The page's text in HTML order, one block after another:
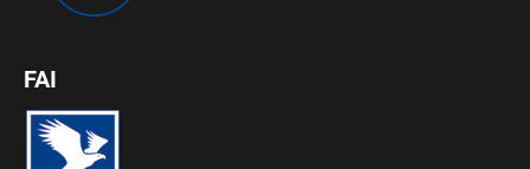
FAI